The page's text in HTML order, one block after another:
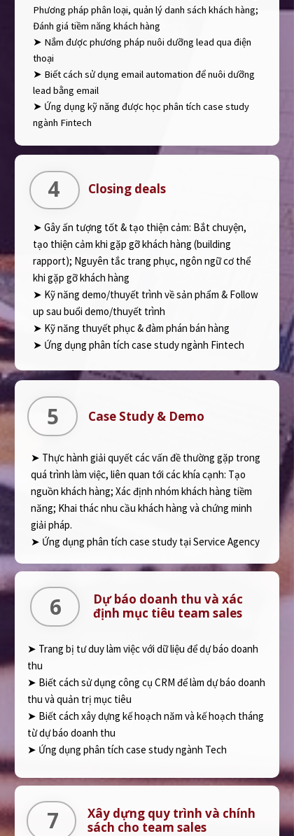
Closing deals
➤ Gây ấn tượng tốt & tạo thiện cảm: Bắt chuyện,
tạo thiện cảm khi gặp gỡ khách hàng (building
rapport); Nguyên tắc trang phục, ngôn ngữ cơ thể
khi gặp gỡ khách hàng
➤ Kỹ năng demo/thuyết trình về sản phẩm & Follow
up sau buổi demo/thuyết trình
➤ Kỹ năng thuyết phục & đàm phán bán hàng
➤ Ứng dụng phân tích case study ngành Fintech
4
7
Xây dựng quy trình và chính
sách cho team sales
Dự báo doanh thu và xác
định mục tiêu team sales
➤ Trang bị tư duy làm việc với dữ liệu để dự báo doanh
thu
➤ Biết cách sử dụng công cụ CRM để làm dự báo doanh
thu và quản trị mục tiêu
➤ Biết cách xây dựng kế hoạch năm và kế hoạch tháng
từ dự báo doanh thu
➤ Ứng dụng phân tích case study ngành Tech
6
Case Study & Demo
➤ Thực hành giải quyết các vấn đề thường gặp trong
quá trình làm việc, liên quan tới các khía cạnh: Tạo
nguồn khách hàng; Xác định nhóm khách hàng tiềm
năng; Khai thác nhu cầu khách hàng và chứng minh
giải pháp.
➤ Ứng dụng phân tích case study tại Service Agency
5
Phương pháp phân loại, quản lý danh sách khách hàng;
Đánh giá tiềm năng khách hàng
➤ Nắm được phương pháp nuôi dưỡng lead qua điện
thoại
➤ Biết cách sử dụng email automation để nuôi dưỡng
lead bằng email
➤ Ứng dụng kỹ năng được học phân tích case study
ngành Fintech